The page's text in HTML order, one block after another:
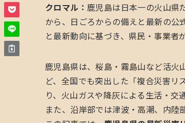
クロマル： 鹿児島は日本一の火山県
から、日ごろからの備えと最新の公
と最新動向に基づき、県民・事業者
鹿児島県は、桜島・霧島山など活火
ど、全国でも突出した「複合災害
り、火山ガスや降灰による生活・交
また、沿岸部では津波・高潮、内陸